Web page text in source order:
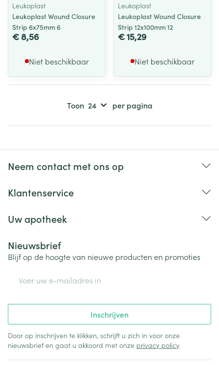
Leukoplast
Leukoplast Wound Closure
Strip 6x75mm 6
€ 8,56
Niet beschikbaar
Leukoplast
Leukoplast Wound Closure
Strip 12x100mm 12
€ 15,29
Niet beschikbaar
Toon per pagina
Neem contact met ons op
Klantenservice
Uw apotheek
Nieuwsbrief
Blijf op de hoogte van nieuwe producten en promoties
Inschrijven
Door op inschrijven te klikken, schrijft u zich in voor onze
nieuwsbrief en gaat u akkoord met onze privacy policy.